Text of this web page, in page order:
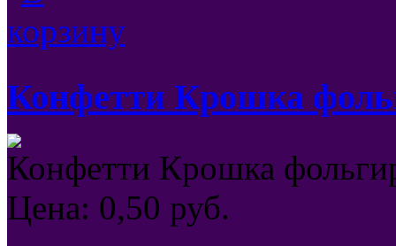
Конфетти Крошка
Конфетти Крошка
Цена: 0,50 руб.